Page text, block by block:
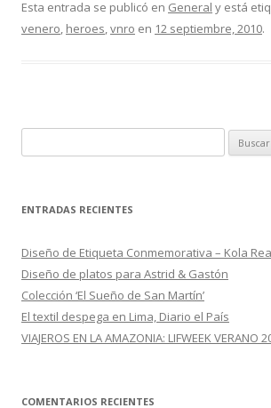
e
b
k
itt
er
m
p
r
Esta entrada se publicó en General y está
venero, heroes,vnro en 12 septiembre, 2010.
u
c
r
:
ENTRADAS RECIENTES
Diseño de Etiqueta Conmemorativa – Kola
Diseño de platos para Astrid & Gastón
Colección ‘El Sueño de San Martín’
El textil despega en Lima, Diario el País
VIAJEROS EN LA AMAZONIA: LIFWEEK VERANO
COMENTARIOS RECIENTES